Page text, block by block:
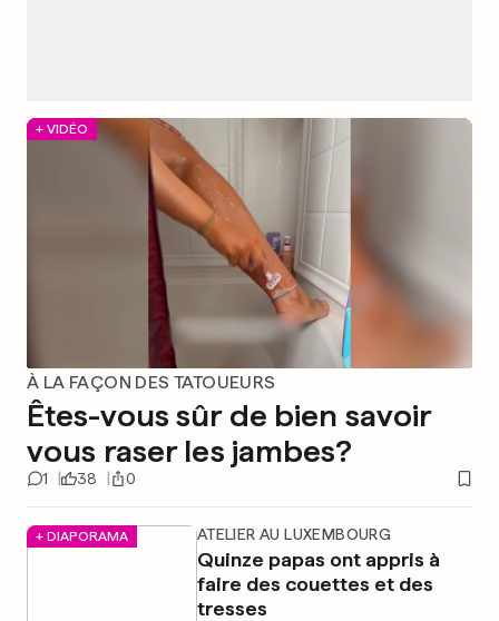
+ VIDÉO
À LA FAÇON DES TATOUEURS
Êtes-vous sûr de bien savoir
vous raser les jambes?
1 38 0
+ DIAPORAMA ATELIER AU LUXEMBOURG
Quinze papas ont appris à
faire des couettes et des
tresses